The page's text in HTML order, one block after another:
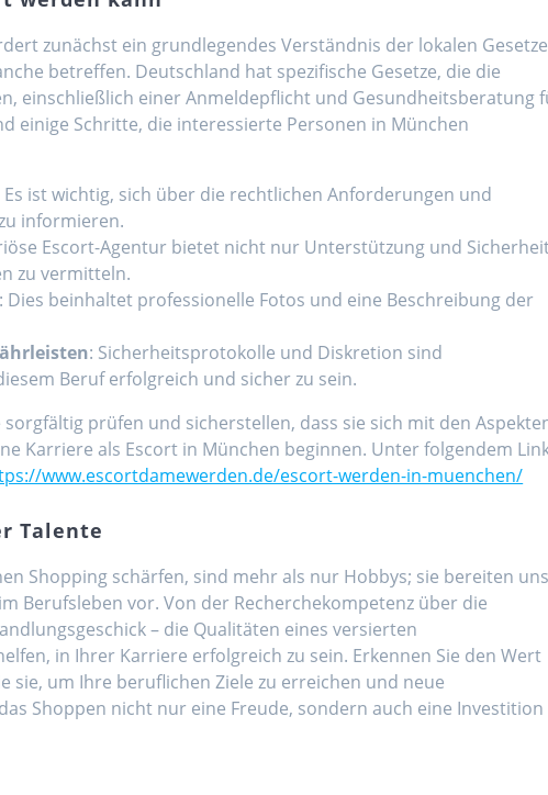
zunächst ein grundlegendes Verständnis der lokalen Gesetze
betreffen. Deutschland hat spezifische Gesetze, die die
einschließlich einer Anmeldepflicht und Gesundheitsberatung
einige Schritte, die interessierte Personen in München
Es ist wichtig, sich über die rechtlichen Anforderungen und
informieren.
Escort-Agentur bietet nicht nur Unterstützung und
zu vermitteln.
: Dies beinhaltet professionelle Fotos und eine Beschreibung der
: Sicherheitsprotokolle und Diskretion sind
Beruf erfolgreich und sicher zu sein.
prüfen und sicherstellen, dass sie sich mit den
Karriere als Escort in München beginnen. Unter folgendem
www.escortdamewerden.de/escort-werden-in-muenchen/
Talente
Shopping schärfen, sind mehr als nur Hobbys; sie bereiten uns
Berufsleben vor. Von der Recherchekompetenz über die
– die Qualitäten eines versierten
in Ihrer Karriere erfolgreich zu sein. Erkennen Sie den Wert
sie, um Ihre beruflichen Ziele zu erreichen und neue
Shoppen nicht nur eine Freude, sondern auch eine Investition